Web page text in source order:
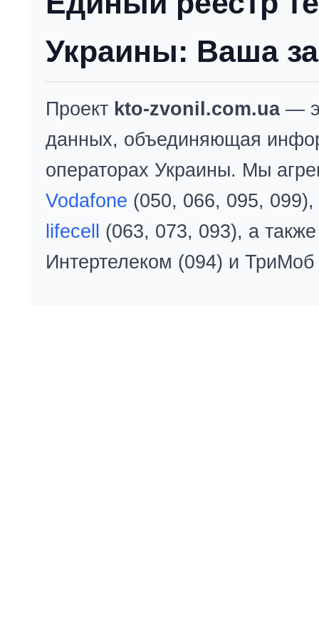
Украины: Ваша
Проект kto-zvonil.com.ua—
данных, объединяющая
операторах Украины. Мы
Vodafone (050, 066, 095, 099),
lifecell
(063, 073, 093), а
Интертелеком (094) и ТриМоб